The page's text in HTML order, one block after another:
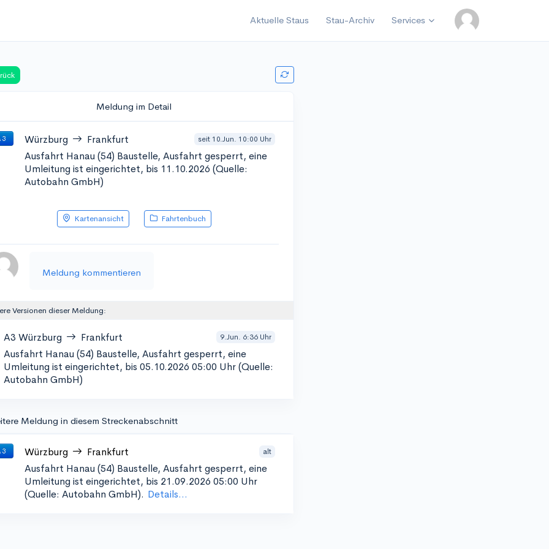
Aktuelle Staus Stau-Archiv Services
Meldung im Detail
3 Würzburg Frankfurt seit 10.Jun. 10:00 Uhr
Ausfahrt Hanau (54) Baustelle, Ausfahrt gesperrt, eine
Umleitung ist eingerichtet, bis 11.10.2026 (Quelle:
Autobahn GmbH)
Kartenansicht Fahrtenbuch
Meldung kommentieren
Versionen dieser Meldung:
A3 Würzburg Frankfurt 9.Jun. 6:36 Uhr
Ausfahrt Hanau (54) Baustelle, Ausfahrt gesperrt, eine
Umleitung ist eingerichtet, bis 05.10.2026 05:00 Uhr (Quelle:
Autobahn GmbH)
Meldung in diesem Streckenabschnitt
3 Würzburg Frankfurt alt
Ausfahrt Hanau (54) Baustelle, Ausfahrt gesperrt, eine
Umleitung ist eingerichtet, bis 21.09.2026 05:00 Uhr
(Quelle: Autobahn GmbH). Details...